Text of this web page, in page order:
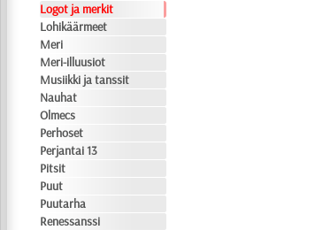
Logot ja merkit
Lohikäärmeet
Meri
Meri-illuusiot
Musiikki ja tanssit
Nauhat
Olmecs
Perhoset
Perjantai 13
Pitsit
Puut
Puutarha
Renessanssi